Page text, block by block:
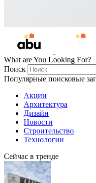
What are You Looking For?
Поиск
Популярные поисковые
Акции
Архитектура
Дизайн
Новости
Строительство
Технологии
Сейчас в тренде